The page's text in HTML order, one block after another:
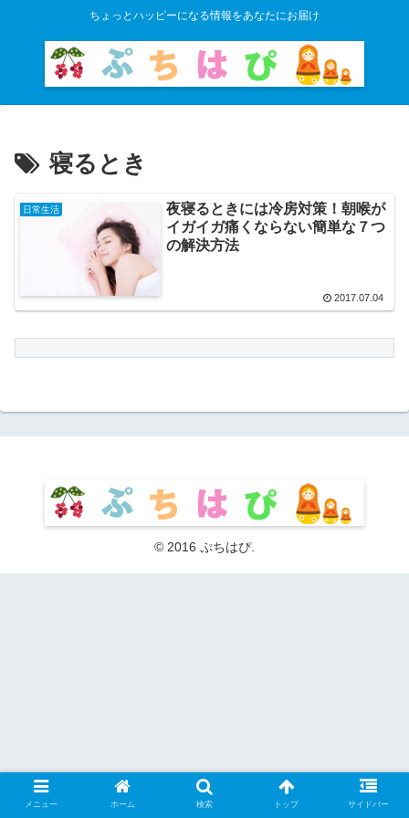
ちょっとハッピーになる情報をあなたにお届け
寝るとき
日常生活
夜寝るときには冷房対策！朝喉が
イガイガ痛くならない簡単な７つ
の解決方法
2017.07.04
© 2016 ぷちはぴ.
メニュー ホーム 検索 トップ サイドバー